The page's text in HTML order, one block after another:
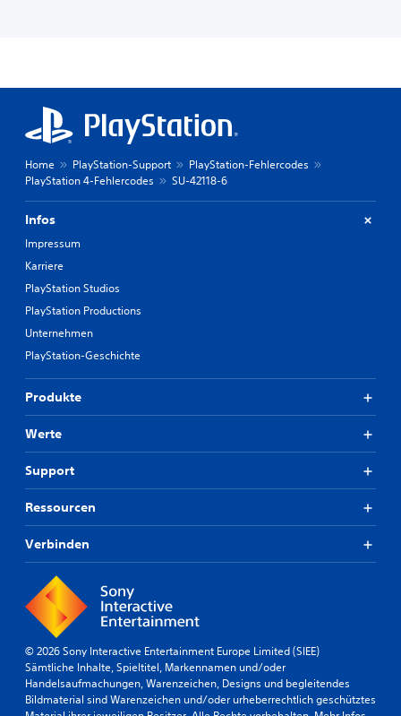
Home PlayStation-Support
PlayStation-Fehlercodes
PlayStation 4-Fehlercodes
SU-42118-6
Infos
Impressum
Karriere
PlayStation Studios
PlayStation Productions
Unternehmen
PlayStation-Geschichte
Produkte
Werte
Support
Ressourcen
Verbinden
© 2026 Sony Interactive Entertainment Europe Limited (SIEE)
Sämtliche Inhalte, Spieltitel, Markennamen und/oder
Handelsaufmachungen, Warenzeichen, Designs und begleitendes
Bildmaterial sind Warenzeichen und/oder urheberrechtlich geschütztes